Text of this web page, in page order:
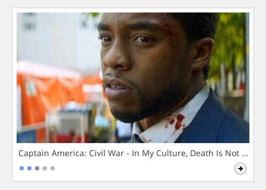
Captain America: Civil War - In My Culture, Death Is Not The